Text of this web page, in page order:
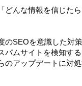
どんな情報を信じた
SEOを意識した対
パムサイトを検知す
のアップデートに対